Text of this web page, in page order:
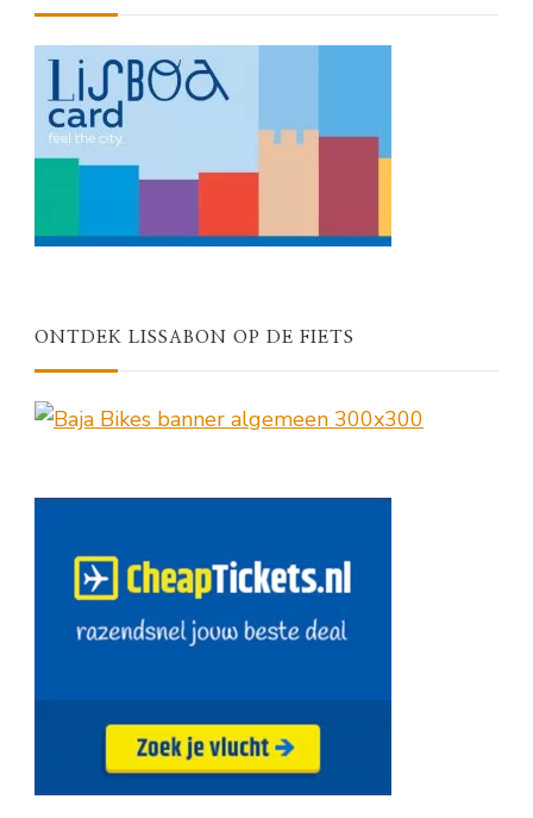
ONTDEK LISSABON OP DE FIETS